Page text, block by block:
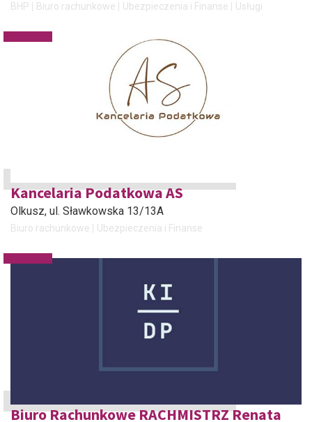
BHP Biuro rachunkowe Ubezpieczenia i Finanse Usługi
Kancelaria Podatkowa AS
Olkusz, ul. Sławkowska 13/13A
Biuro rachunkowe Ubezpieczenia i Finanse
Biuro Rachunkowe RACHMISTRZ Renata